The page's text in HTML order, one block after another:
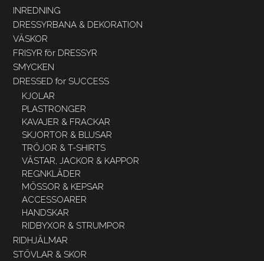
INREDNING
DRESSYRBANA & DEKORATION
VÄSKOR
FRISYR för DRESSYR
SMYCKEN
DRESSED for SUCCESS
KJOLAR
PLASTRONGER
KAVAJER & FRACKAR
SKJORTOR & BLUSAR
TRÖJOR & T-SHIRTS
VÄSTAR, JACKOR & KAPPOR
REGNKLÄDER
MÖSSOR & KEPSAR
ACCESSOARER
HANDSKAR
RIDBYXOR & STRUMPOR
RIDHJÄLMAR
STÖVLAR & SKOR